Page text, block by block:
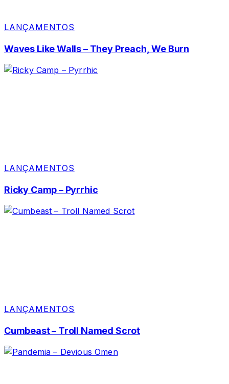
LANÇAMENTOS
Waves Like Walls – They Preach, We Burn
LANÇAMENTOS
Ricky Camp – Pyrrhic
LANÇAMENTOS
Cumbeast – Troll Named Scrot